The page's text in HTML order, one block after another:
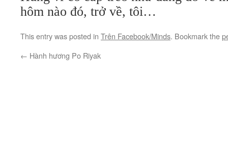
hôm nào đó, trở về, tôi…
This entry was posted in Trên Facebook/Minds. Bookmark the
← Hành hương Po Riyak